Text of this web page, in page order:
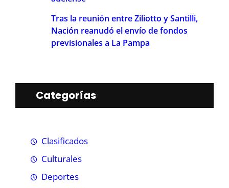
Tras la reunión entre Ziliotto y Santilli,
Nación reanudó el envío de fondos
previsionales a La Pampa
Categorías
Clasificados
Culturales
Deportes